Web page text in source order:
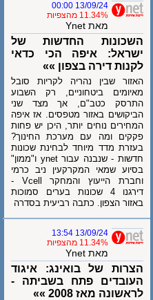
13/09/24 00:00
11.34% מהצפיות
מאת Ynet
השכונות החדשות של
ישראל: איפה הכי כדאי
לקנות דירה בצפון »»
האזור שבין נהריה לקריות סובל
מאיומים ביטחוניים, רק השבוע
התרסק כטב"ם, אך מצד שני
הביקושים באזור מטפסים. אז איפה
המחירים נוחים יותר, היכן יש פחות
פקקים ומה עם מערכת החינוך?
בעזרת מדד מיוחד לבחינת שכונות
חדשות - שנבנה עבור ynet ו"ממון"
בסיוע שמאי המקרקעין ניב כרמי
וחברת הייעוץ והמחקר Vcell -
דירגנו 4 שכונות בערים סמוכות
באזור הצפון. כתבה רביעית בסדרה
13/09/24 13:54
11.34% מהצפיות
מאת Ynet
הצרות של בואינג: איגוד
העובדים פתח בשביתה -
לראשונה מאז 2008 »»